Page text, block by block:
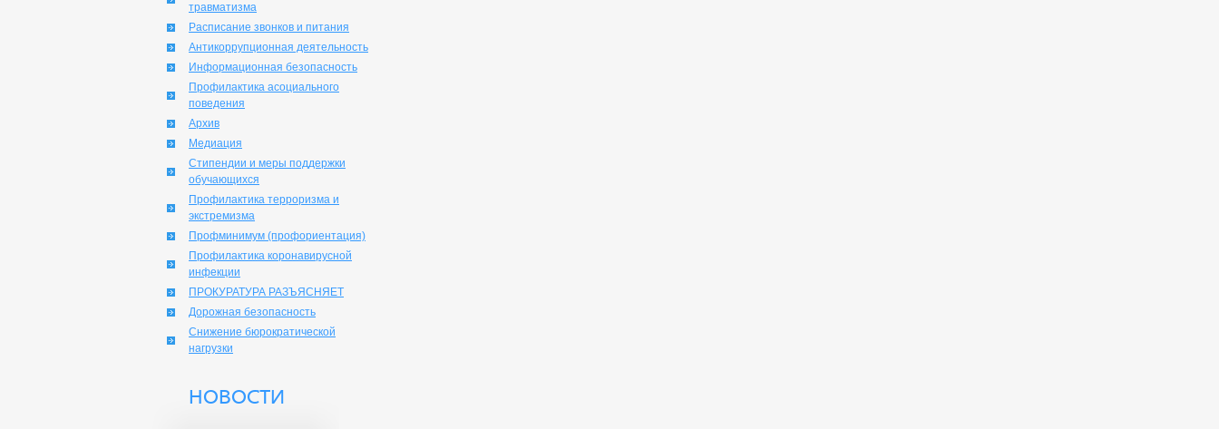
травматизма
Расписание звонков и питания
Антикоррупционная деятельность
Информационная безопасность
Профилактика асоциального
поведения
Архив
Медиация
Стипендии и меры поддержки
обучающихся
Профилактика терроризма и
экстремизма
Профминимум (профориентация)
Профилактика коронавирусной
инфекции
ПРОКУРАТУРА РАЗЪЯСНЯЕТ
Дорожная безопасность
Снижение бюрократической
нагрузки
НОВОСТИ